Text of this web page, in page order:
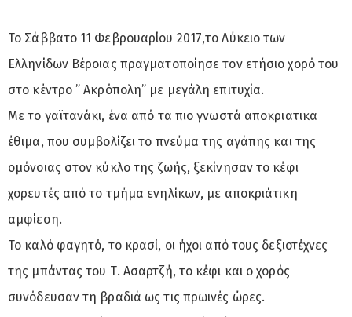
Το Σάββατο 11 Φεβρουαρίου 2017,το Λύκειο των
Ελληνίδων Βέροιας πραγματοποίησε τον ετήσιο χορό του
στο κέντρο ” Ακρόπολη” με μεγάλη επιτυχία.
Με το γαϊτανάκι, ένα από τα πιο γνωστά αποκριατικα
έθιμα, που συμβολίζει το πνεύμα της αγάπης και της
ομόνοιας στον κύκλο της ζωής, ξεκίνησαν το κέφι
χορευτές από το τμήμα ενηλίκων, με αποκριάτικη
αμφίεση.
Το καλό φαγητό, το κρασί, οι ήχοι από τους δεξιοτέχνες
της μπάντας του Τ. Ασαρτζή, το κέφι και ο χορός
συνόδευσαν τη βραδιά ως τις πρωινές ώρες.